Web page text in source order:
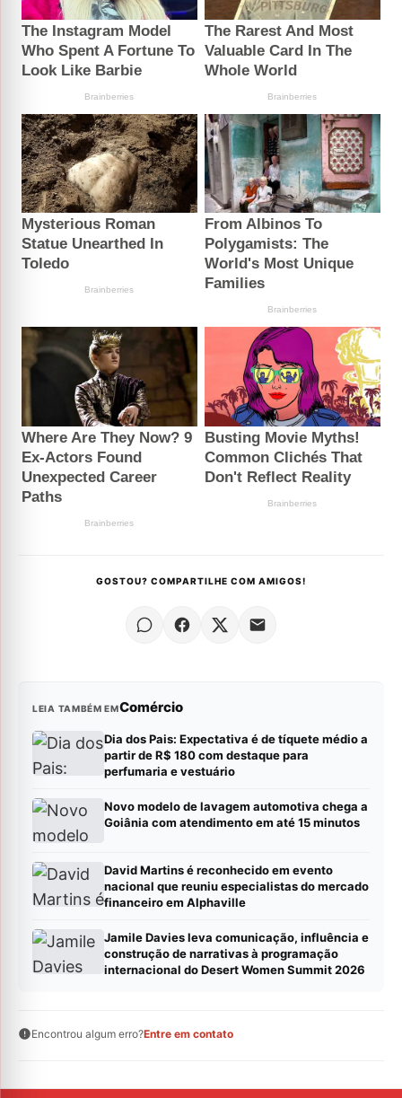
GOSTOU? COMPARTILHE COM AMIGOS!
LEIA TAMBÉM EMComércio
Dia dos Pais: Expectativa é de tíquete médio a
partir de R$ 180 com destaque para
perfumaria e vestuário
Novo modelo de lavagem automotiva chega a
Goiânia com atendimento em até 15 minutos
David Martins é reconhecido em evento
nacional que reuniu especialistas do mercado
financeiro em Alphaville
Jamile Davies leva comunicação, influência e
construção de narrativas à programação
internacional do Desert Women Summit 2026
Encontrou algum erro?Entre em contato